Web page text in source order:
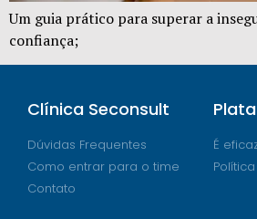
Um guia prático para superar a
confiança;
Clínica Seconsult
Dúvidas Frequentes
Como entrar para o time
Contato
É